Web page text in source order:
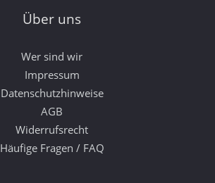
Über uns
Wer sind wir
Impressum
Datenschutzhinweise
AGB
Widerrufsrecht
Häufige Fragen / FAQ